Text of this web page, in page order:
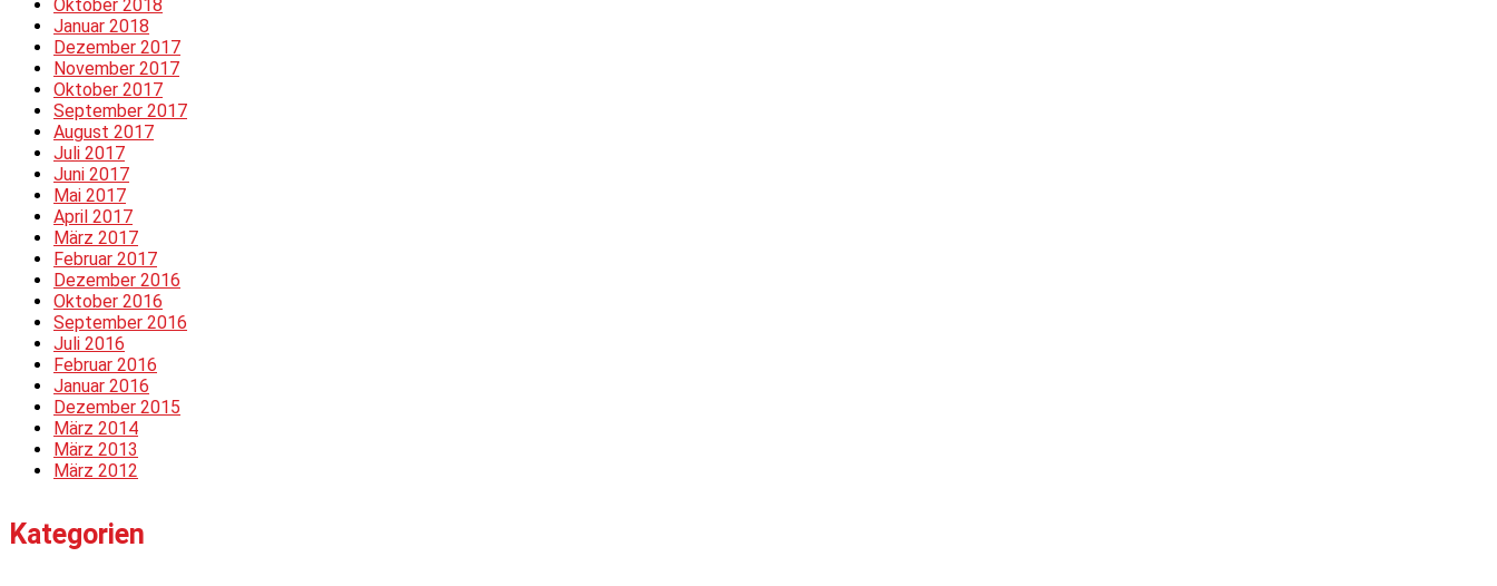
Oktober 2018
Januar 2018
Dezember 2017
November 2017
Oktober 2017
September 2017
August 2017
Juli 2017
Juni 2017
Mai 2017
April 2017
März 2017
Februar 2017
Dezember 2016
Oktober 2016
September 2016
Juli 2016
Februar 2016
Januar 2016
Dezember 2015
März 2014
März 2013
März 2012
Kategorien